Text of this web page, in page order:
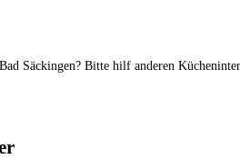
Säckingen? Bitte hilf anderen